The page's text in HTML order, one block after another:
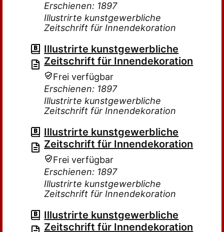
Erschienen: 1897
Illustrirte kunstgewerbliche
Zeitschrift für Innendekoration
Illustrirte kunstgewerbliche
Zeitschrift für Innendekoration
Frei verfügbar
Erschienen: 1897
Illustrirte kunstgewerbliche
Zeitschrift für Innendekoration
Illustrirte kunstgewerbliche
Zeitschrift für Innendekoration
Frei verfügbar
Erschienen: 1897
Illustrirte kunstgewerbliche
Zeitschrift für Innendekoration
Illustrirte kunstgewerbliche
Zeitschrift für Innendekoration